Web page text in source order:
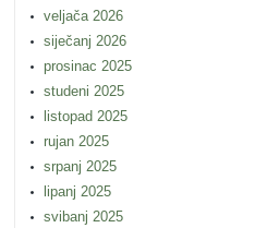
veljača 2026
siječanj 2026
prosinac 2025
studeni 2025
listopad 2025
rujan 2025
srpanj 2025
lipanj 2025
svibanj 2025